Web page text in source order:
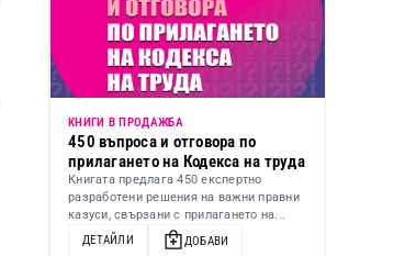
КНИГИ В ПРОДАЖБА
450 въпроса и отговора по
прилагането на Кодекса на труда
Книгата предлага 450 експертно
разработени решения на важни правни
казуси, свързани с прилагането на...
ДЕТАЙЛИ
ДОБАВИ